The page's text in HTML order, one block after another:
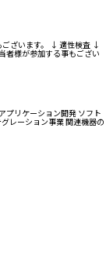
ざいます。 ↓ 適性検査 ↓
者様が参加する事もござい
プリケーション開発 ソフト
レーション事業 関連機器の